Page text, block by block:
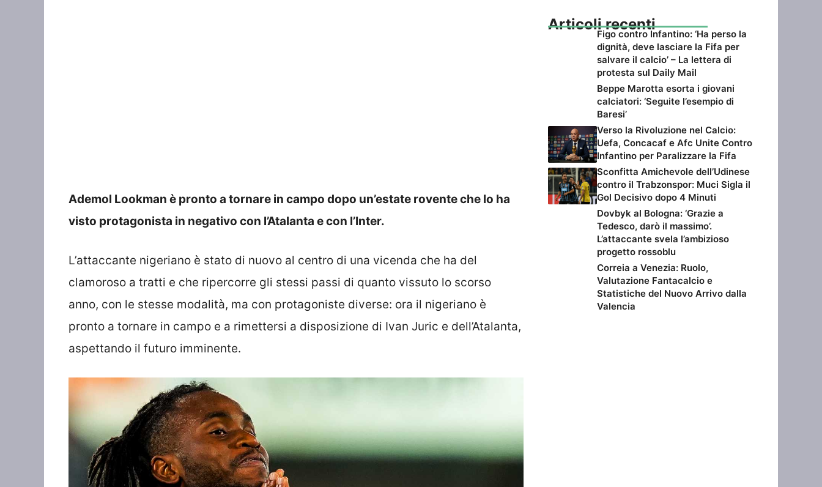
Ademol Lookman è pronto a tornare in campo dopo un’estate rovente che lo ha
visto protagonista in negativo con l’Atalanta e con l’Inter.
L’attaccante nigeriano è stato di nuovo al centro di una vicenda che ha del
clamoroso a tratti e che ripercorre gli stessi passi di quanto vissuto lo scorso
anno, con le stesse modalità, ma con protagoniste diverse: ora il nigeriano è
pronto a tornare in campo e a rimettersi a disposizione di Ivan Juric e dell’Atalanta,
aspettando il futuro imminente.
Articoli recenti
Figo contro Infantino: ‘Ha perso la
dignità, deve lasciare la Fifa per
salvare il calcio’ – La lettera di
protesta sul Daily Mail
Beppe Marotta esorta i giovani
calciatori: ‘Seguite l’esempio di
Baresi’
Verso la Rivoluzione nel Calcio:
Uefa, Concacaf e Afc Unite Contro
Infantino per Paralizzare la Fifa
Sconfitta Amichevole dell’Udinese
contro il Trabzonspor: Muci Sigla il
Gol Decisivo dopo 4 Minuti
Dovbyk al Bologna: ‘Grazie a
Tedesco, darò il massimo’.
L’attaccante svela l’ambizioso
progetto rossoblu
Correia a Venezia: Ruolo,
Valutazione Fantacalcio e
Statistiche del Nuovo Arrivo dalla
Valencia